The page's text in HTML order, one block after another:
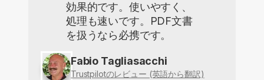
効果的です。使いやすく、
処理も速いです。PDF文書
を扱うなら必携です。
Fabio Tagliasacchi
Trustpilotのレビュー (英語から翻訳)